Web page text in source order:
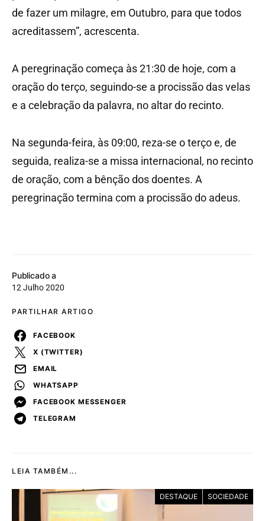
Publicado a
12 Julho 2020
PARTILHAR ARTIGO
FACEBOOK
X (TWITTER)
EMAIL
WHATSAPP
FACEBOOK MESSENGER
TELEGRAM
de fazer um milagre, em Outubro, para que todos
acreditassem”, acrescenta.
A peregrinação começa às 21:30 de hoje, com a
oração do terço, seguindo-se a procissão das velas
e a celebração da palavra, no altar do recinto.
Na segunda-feira, às 09:00, reza-se o terço e, de
seguida, realiza-se a missa internacional, no recinto
de oração, com a bênção dos doentes. A
peregrinação termina com a procissão do adeus.
LEIA TAMBÉM...
DESTAQUE SOCIEDADE